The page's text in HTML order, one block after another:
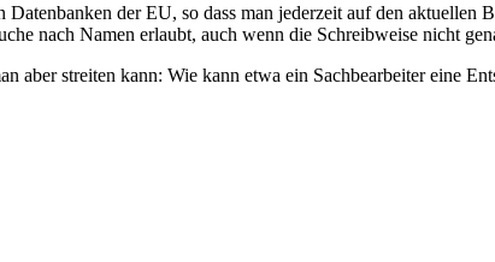
der EU, so dass man jederzeit auf den aktuellen
nach Namen erlaubt, auch wenn die Schreibweise nicht
aber streiten kann: Wie kann etwa ein Sachbearbeiter eine